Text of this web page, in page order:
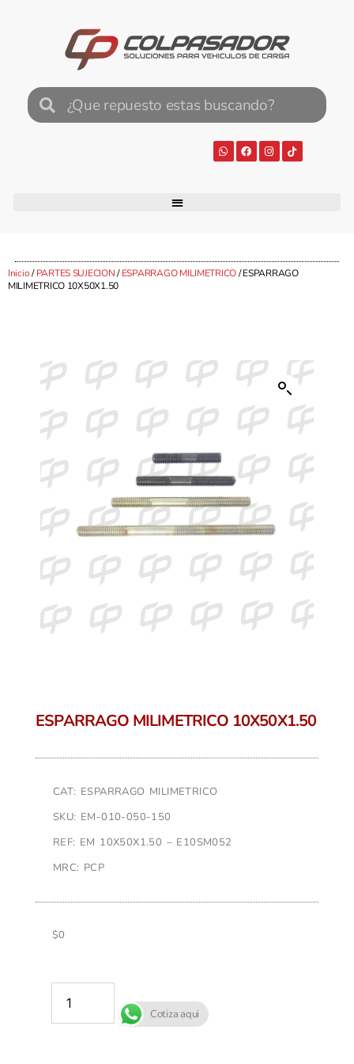
Inicio/PARTES SUJECION/ESPARRAGO MILIMETRICO/ ESPARRAGO
MILIMETRICO 10X50X1.50
ESPARRAGO MILIMETRICO 10X50X1.50
CAT: ESPARRAGO MILIMETRICO
SKU: EM-010-050-150
REF: EM 10X50X1.50 – E10SM052
MRC: PCP
$0
Cotiza aqui